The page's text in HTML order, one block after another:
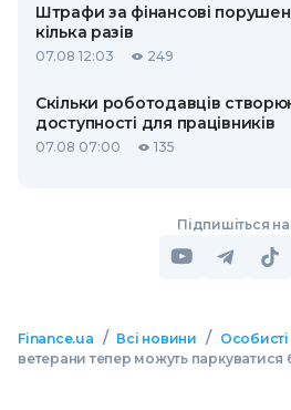
Штрафи за фінансові
кілька разів
07.08 12:03 249
Скільки роботодавців
доступності для працівників
07.08 07:00 135
Підпишіться
Finance.ua / Всі новини /
ветерани тепер можуть паркуватися